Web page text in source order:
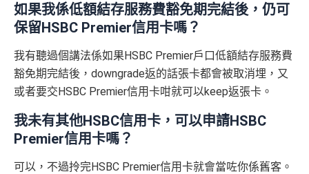
如果我係低額結存服務費豁免期完結後，仍可
保留HSBC Premier信用卡嗎？
我有聽過個講法係如果HSBC Premier戶口低額結存服務費
豁免期完結後，downgrade返的話張卡都會被取消埋，又
或者要交HSBC Premier信用卡咁就可以keep返張卡。
我未有其他HSBC信用卡，可以申請HSBC
Premier信用卡嗎？
可以，不過拎完HSBC Premier信用卡就會當咗你係舊客。